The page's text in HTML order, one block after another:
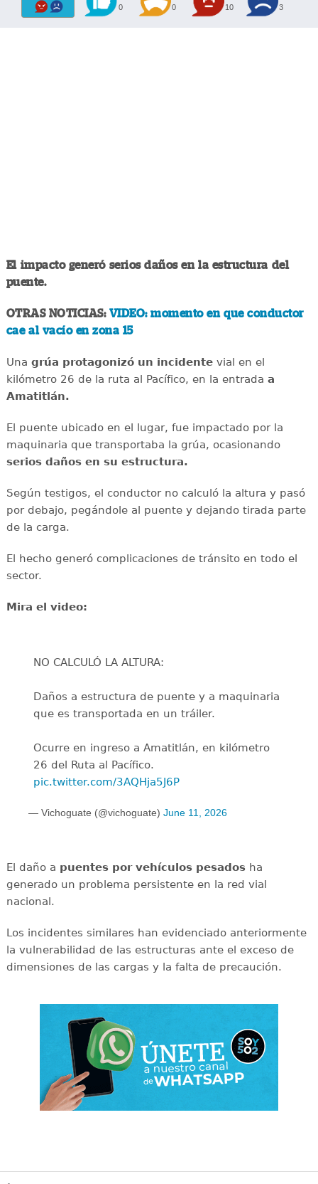
0 0 10 3
El impacto generó serios daños en la estructura del
puente.
OTRAS NOTICIAS: VIDEO: momento en que conductor
cae al vacío en zona 15
Una grúa protagonizó un incidentevial en el
kilómetro 26 de la ruta al Pacífico, en la entrada a
Amatitlán.
El puente ubicado en el lugar, fue impactado por la
maquinaria que transportaba la grúa, ocasionando
serios daños en su estructura.
Según testigos, el conductor no calculó la altura y pasó
por debajo, pegándole al puente y dejando tirada parte
de la carga.
El hecho generó complicaciones de tránsito en todo el
sector.
Mira el video:
NO CALCULÓ LA ALTURA:
Daños a estructura de puente y a maquinaria
que es transportada en un tráiler.
Ocurre en ingreso a Amatitlán, en kilómetro
26 del Ruta al Pacífico.
pic.twitter.com/3AQHja5J6P
— Vichoguate (@vichoguate) June 11, 2026
El daño a puentes por vehículos pesadosha
generado un problema persistente en la red vial
nacional.
Los incidentes similares han evidenciado anteriormente
la vulnerabilidad de las estructuras ante el exceso de
dimensiones de las cargas y la falta de precaución.